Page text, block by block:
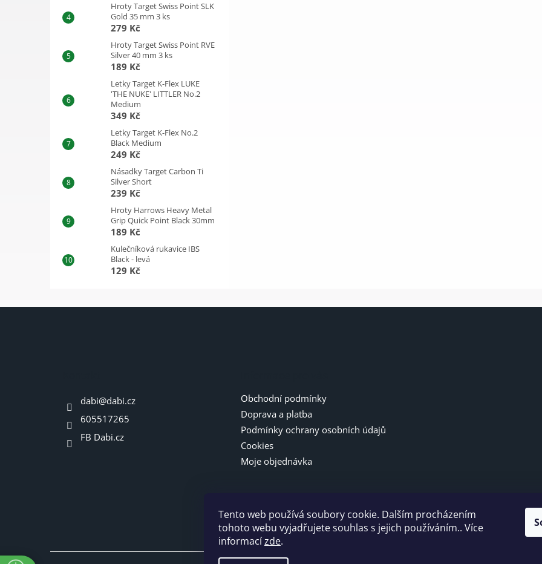
Tento web používá soubory cookie. Dalším procházením
tohoto webu vyjadřujete souhlas s jejich používáním.. Více
informacízde.
Hroty Target Swiss Point SLK
Gold 35 mm 3 ks
279 Kč
Hroty Target Swiss Point RVE
Silver 40 mm 3 ks
189 Kč
Letky Target K-Flex LUKE
'THE NUKE' LITTLER No.2
Medium
349 Kč
Letky Target K-Flex No.2
Black Medium
249 Kč
Násadky Target Carbon Ti
Silver Short
239 Kč
Hroty Harrows Heavy Metal
Grip Quick Point Black 30mm
189 Kč
Kulečníková rukavice IBS
Black - levá
129 Kč
dabi@dabi.cz
605517265
FB Dabi.cz
Obchodní podmínky
Doprava a platba
Podmínky ochrany osobních údajů
Cookies
Moje objednávka